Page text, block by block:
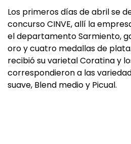
Los primeros días de abril se
concurso CINVE, allí la
el departamento Sarmiento,
oro y cuatro medallas de
recibió su varietal Coratina y
correspondieron a las
suave, Blend medio y Picual.